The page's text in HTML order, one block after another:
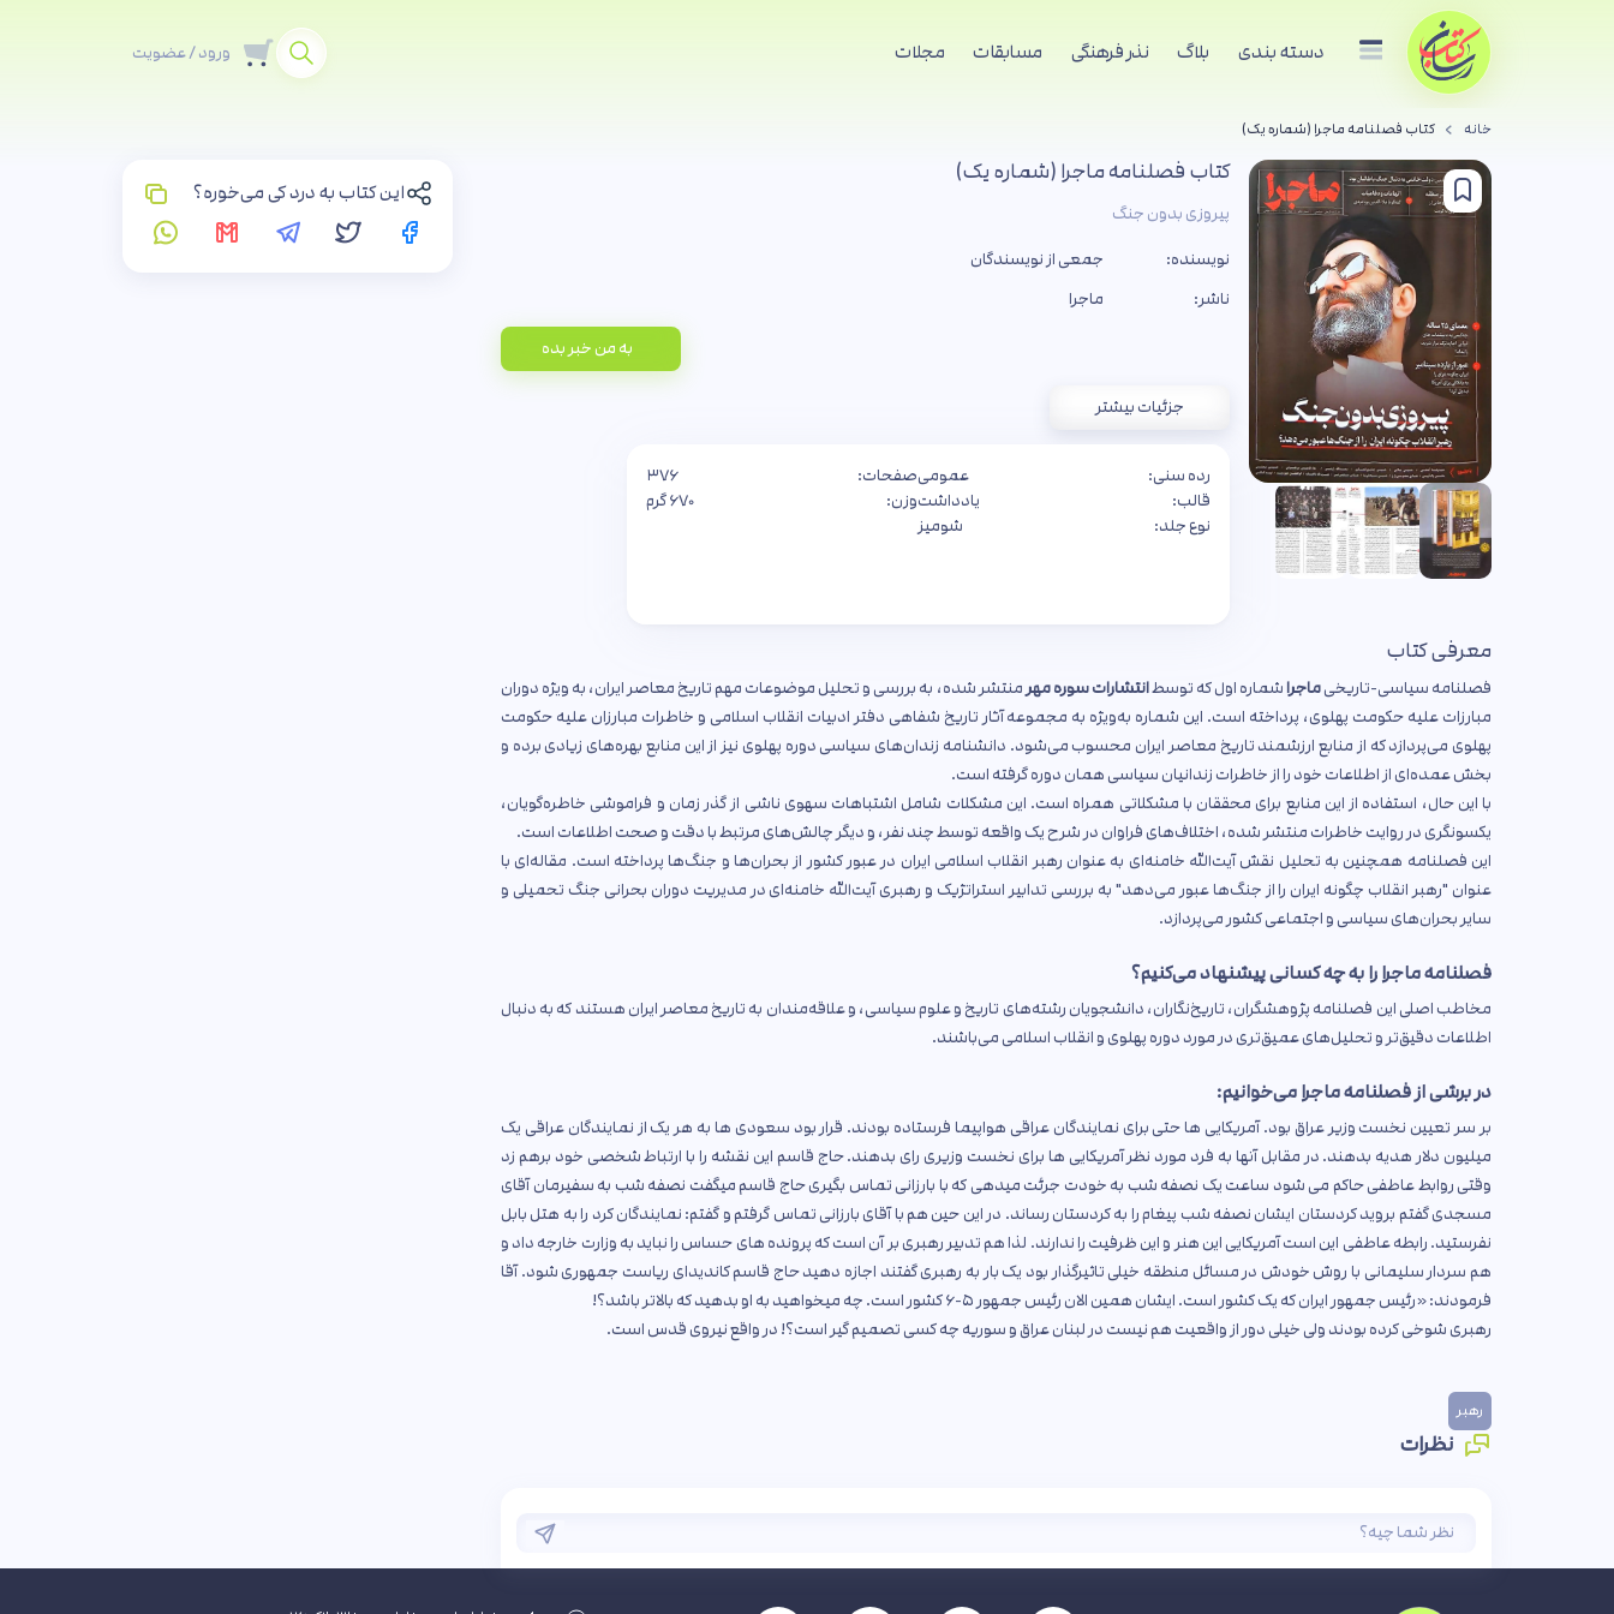
دسته بندی بلاگ نذر فرهنگی مسابقات مجلات ورود / عضویت
خانه کتاب فصلنامه ماجرا (شماره یک)
کتاب فصلنامه ماجرا (شماره یک)
پیروزی بدون جنگ
نویسنده:
جمعی از نویسندگان
ناشر:
ماجرا
به من خبر بده
جزئیات بیشتر
رده سنی:
عمومی
قالب:
یادداشت
نوع جلد:
شومیز
صفحات:
۳۷۶
وزن:
۶۷۰ گرم
معرفی کتاب
فصلنامه سیاسی-تاریخیماجرا شماره اول که توسطانتشارات سوره مهر منتشر شده، به بررسی و تحلیل موضوعات مهم تاریخ معاصر ایران، به ویژه دوران
مبارزات علیه حکومت پهلوی، پرداخته است. این شماره به‌ویژه به مجموعه آثار تاریخ شفاهی دفتر ادبیات انقلاب اسلامی و خاطرات مبارزان علیه حکومت
پهلوی می‌پردازد که از منابع ارزشمند تاریخ معاصر ایران محسوب می‌شود. دانشنامه زندان‌های سیاسی دوره پهلوی نیز از این منابع بهره‌های زیادی برده و
بخش عمده‌ای از اطلاعات خود را از خاطرات زندانیان سیاسی همان دوره گرفته است.
با این حال، استفاده از این منابع برای محققان با مشکلاتی همراه است. این مشکلات شامل اشتباهات سهوی ناشی از گذر زمان و فراموشی خاطره‌گویان،
یکسونگری در روایت خاطرات منتشر شده، اختلاف‌های فراوان در شرح یک واقعه توسط چند نفر، و دیگر چالش‌های مرتبط با دقت و صحت اطلاعات است.
این فصلنامه همچنین به تحلیل نقش آیت‌الله خامنه‌ای به عنوان رهبر انقلاب اسلامی ایران در عبور کشور از بحران‌ها و جنگ‌ها پرداخته است. مقاله‌ای با
عنوان "رهبر انقلاب چگونه ایران را از جنگ‌ها عبور می‌دهد" به بررسی تدابیر استراتژیک و رهبری آیت‌الله خامنه‌ای در مدیریت دوران بحرانی جنگ تحمیلی و
سایر بحران‌های سیاسی و اجتماعی کشور می‌پردازد.
فصلنامه ماجرا را به چه کسانی پیشنهاد می‌کنیم؟
مخاطب اصلی این فصلنامه پژوهشگران، تاریخ‌نگاران، دانشجویان رشته‌های تاریخ و علوم سیاسی، و علاقه‌مندان به تاریخ معاصر ایران هستند که به دنبال
اطلاعات دقیق‌تر و تحلیل‌های عمیق‌تری در مورد دوره پهلوی و انقلاب اسلامی می‌باشند.
در برشی از فصلنامه ماجرا می‌خوانیم:
بر سر تعیین نخست وزیر عراق بود. آمریکایی ها حتی برای نمایندگان عراقی هواپیما فرستاده بودند. قرار بود سعودی ها به هر یک از نمایندگان عراقی یک
میلیون دلار هدیه بدهند. در مقابل آنها به فرد مورد نظر آمریکایی ها برای نخست وزیری رای بدهند. حاج قاسم این نقشه را با ارتباط شخصی خود برهم زد
وقتی روابط عاطفی حاکم می شود ساعت یک نصفه شب به خودت جرئت میدهی که با بارزانی تماس بگیری حاج قاسم میگفت نصفه شب به سفیرمان آقای
مسجدی گفتم بروید کردستان ایشان نصفه شب پیغام را به کردستان رساند. در این حین هم با آقای بارزانی تماس گرفتم و گفتم: نمایندگان کرد را به هتل بابل
نفرستید. رابطه عاطفی این است آمریکایی این هنر و این ظرفیت را ندارند. لذا هم تدبیر رهبری بر آن است که پرونده های حساس را نباید به وزارت خارجه داد و
هم سردار سلیمانی با روش خودش در مسائل منطقه خیلی تاثیرگذار بود یک بار به رهبری گفتند اجازه دهید حاج قاسم کاندیدای ریاست جمهوری شود. آقا
فرمودند: «رئیس جمهور ایران که یک کشور است. ایشان همین الان رئیس جمهور ۵-۶ کشور است. چه میخواهید به او بدهید که بالاتر باشد؟!
رهبری شوخی کرده بودند ولی خیلی دور از واقعیت هم نیست در لبنان عراق و سوریه چه کسی تصمیم گیر است؟! در واقع نیروی قدس است.
رهبر
نظرات
این کتاب به درد کی می‌خوره؟